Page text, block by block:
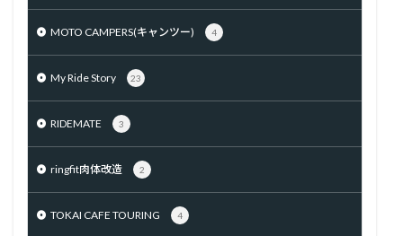
MOTO CAMPERS(キャンツー) 4
My Ride Story 23
RIDEMATE 3
ringfit肉体改造 2
TOKAI CAFE TOURING 4